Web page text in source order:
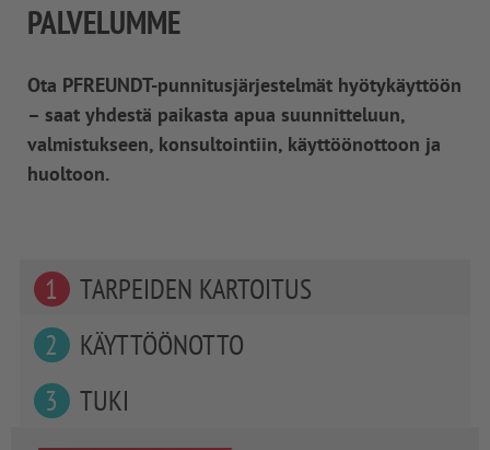
PALVELUMME
Ota PFREUNDT-punnitusjärjestelmät hyötykäyttöön
– saat yhdestä paikasta apua suunnitteluun,
valmistukseen, konsultointiin, käyttöönottoon ja
huoltoon.
TARPEIDEN KARTOITUS
KÄYTTÖÖNOTTO
TUKI